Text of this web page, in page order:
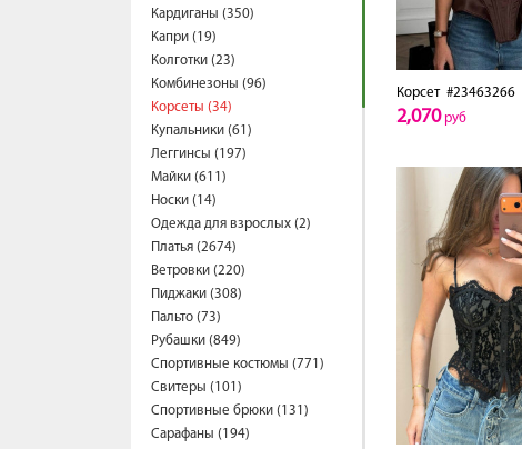
Кардиганы (350)
Капри (19)
Колготки (23)
Комбинезоны (96)
Корсеты (34)
Купальники (61)
Леггинсы (197)
Майки (611)
Носки (14)
Одежда для взрослых (2)
Платья (2674)
Ветровки (220)
Пиджаки (308)
Пальто (73)
Рубашки (849)
Спортивные костюмы (771)
Свитеры (101)
Спортивные брюки (131)
Сарафаны (194)
Корсет#23463266
2,070руб